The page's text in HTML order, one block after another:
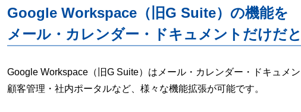
Google Workspace（旧G Suite）の機能を
メール・カレンダー・ドキュメントだけだ
Google Workspace（旧G Suite）はメール・カレンダー・ドキュメ
顧客管理・社内ポータルなど、様々な機能拡張が可能です。